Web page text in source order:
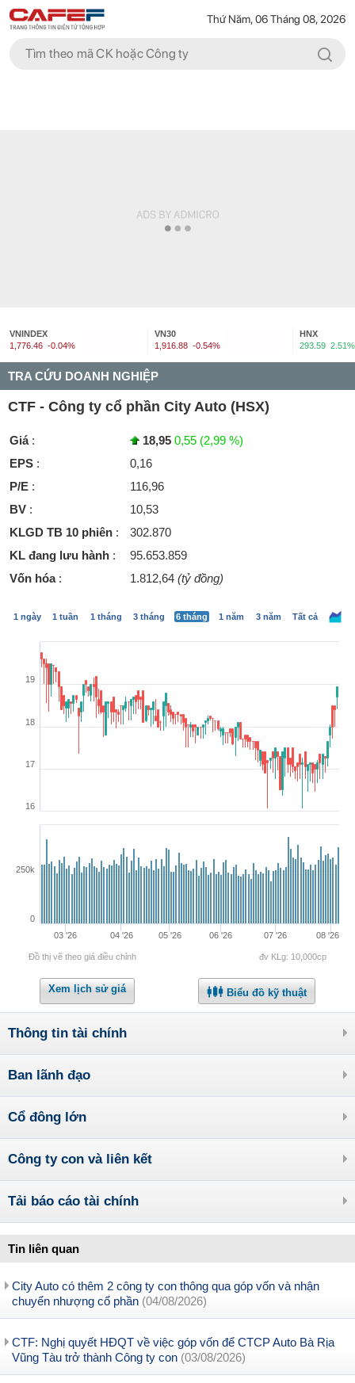
Thứ Năm, 06 Tháng 08, 2026
VNINDEX
1,776.46 -0.04%
VN30
1,916.88 -0.54%
HNX
293.59 2.51%
TRA CỨU DOANH NGHIỆP
CTF - Công ty cổ phần City Auto (HSX)
Giá: 18,95 0,55 (2,99 %)
EPS :
0,16
P/E :
116,96
BV :
10,53
KLGD TB 10 phiên :
302.870
KL đang lưu hành :
95.653.859
Vốn hóa: 1.812,64 (tỷ đồng)
1 ngày 1 tuần 1 tháng 3 tháng 6 tháng 1 năm 3 năm Tất cả
03 '26 04 '26 05 '26 06 '26 07 '26 08 '26
16
17
18
19
0
250k
Đồ thị vẽ theo giá điều chỉnh đv KLg: 10,000cp
Xem lịch sử giá Biểu đồ kỹ thuật
Thông tin tài chính
Ban lãnh đạo
Cổ đông lớn
Công ty con và liên kết
Tải báo cáo tài chính
Tin liên quan
City Auto có thêm 2 công ty con thông qua góp vốn và nhận
chuyển nhượng cổ phần (04/08/2026)
CTF: Nghị quyết HĐQT về việc góp vốn để CTCP Auto Bà Rịa
Vũng Tàu trở thành Công ty con (03/08/2026)